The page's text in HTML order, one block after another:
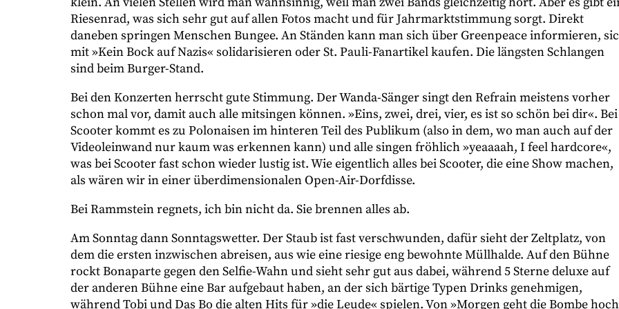
Riesenrad, was sich sehr gut auf allen Fotos macht und für Jahrmarktstimmung sorgt. Direkt
daneben springen Menschen Bungee. An Ständen kann man sich über Greenpeace informieren,
mit »Kein Bock auf Nazis« solidarisieren oder St. Pauli-Fanartikel kaufen. Die längsten Schlangen
sind beim Burger-Stand.
Bei den Konzerten herrscht gute Stimmung. Der Wanda-Sänger singt den Refrain meistens vorher
schon mal vor, damit auch alle mitsingen können. »Eins, zwei, drei, vier, es ist so schön bei dir«. Bei
Scooter kommt es zu Polonaisen im hinteren Teil des Publikum (also in dem, wo man auch auf der
Videoleinwand nur kaum was erkennen kann) und alle singen fröhlich »yeaaaah, I feel hardcore«,
was bei Scooter fast schon wieder lustig ist. Wie eigentlich alles bei Scooter, die eine Show machen,
als wären wir in einer überdimensionalen Open-Air-Dorfdisse.
Bei Rammstein regnets, ich bin nicht da. Sie brennen alles ab.
Am Sonntag dann Sonntagswetter. Der Staub ist fast verschwunden, dafür sieht der Zeltplatz, von
dem die ersten inzwischen abreisen, aus wie eine riesige eng bewohnte Müllhalde. Auf den Bühne
rockt Bonaparte gegen den Selfie-Wahn und sieht sehr gut aus dabei, während 5 Sterne deluxe auf
der anderen Bühne eine Bar aufgebaut haben, an der sich bärtige Typen Drinks genehmigen,
während Tobi und Das Bo die alten Hits für »die Leude« spielen. Von »Morgen geht die Bombe